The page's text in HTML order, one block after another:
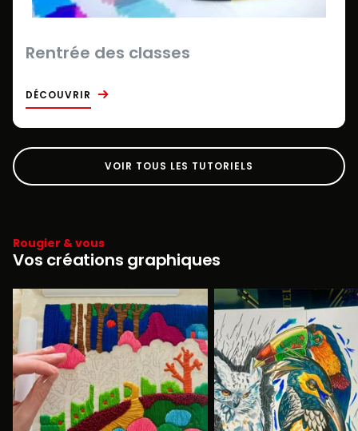
Rentrée des classes
DÉCOUVRIR
VOIR TOUS LES TUTORIELS
Rougier & vous
Vos créations graphiques